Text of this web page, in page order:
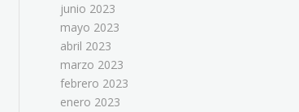
junio 2023
mayo 2023
abril 2023
marzo 2023
febrero 2023
enero 2023